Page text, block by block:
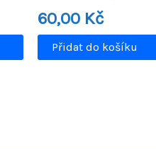
60,00 Kč
Přidat do košíku